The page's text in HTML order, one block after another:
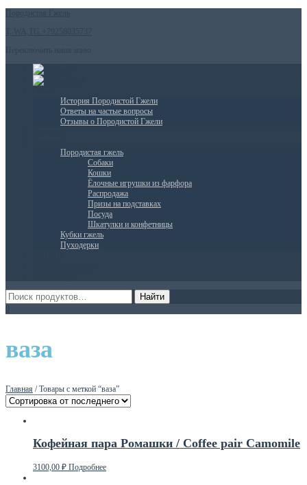
История Породистой Гжели
Ответы на частые вопросы
Отзывы о Породистой Гжели
Породистая гжель
Собаки
Кошки
Ёлочные игрушки из фарфора
Распродажа
Призы на подставках
Посуда
Шкатулки и конфетницы
Кубки гжель
Пуходерки
ваза
Главная / Товары с меткой “ваза”
Кофейная пара Ромашки / Coffee pair Camomile
3100,00 ₽ Подробнее